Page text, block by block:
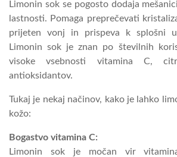
Limonin sok se pogosto dodaja
lastnosti. Pomaga preprečevati
prijeten vonj in prispeva k splošni
Limonin sok je znan po številnih
visoke vsebnosti vitamina C,
antioksidantov.
Tukaj je nekaj načinov, kako je lahko
kožo:
Bogastvo vitamina C:
Limonin sok je močan vir